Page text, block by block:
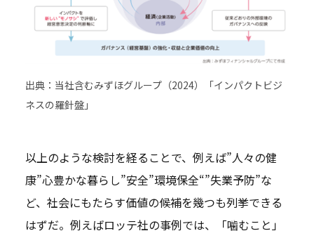
出典：当社含むみずほグループ（2024）「インパクトビジ
ネスの羅針盤」
以上のような検討を経ることで、例えば”人々の健
康”心豊かな暮らし”安全”環境保全“”失業予防”な
ど、社会にもたらす価値の候補を幾つも列挙できる
はずだ。例えばロッテ社の事例では、「噛むこと」